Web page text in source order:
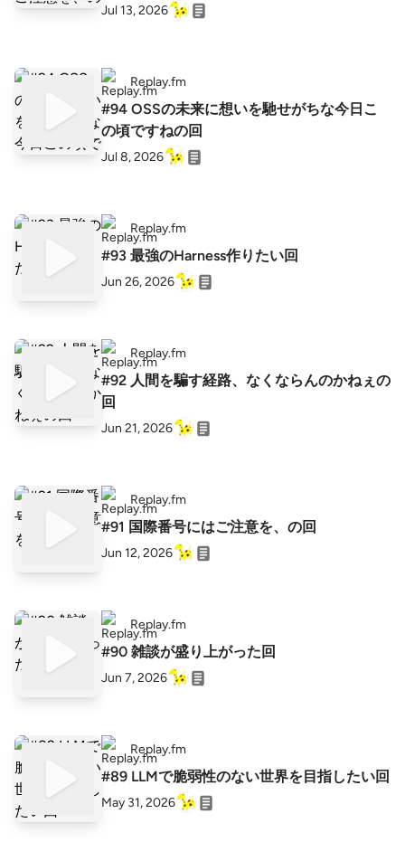
Jul 13, 2026
Replay.fm
#94 OSSの未来に想いを馳せがちな今日こ
の頃ですねの回
Jul 8, 2026
Replay.fm
#93 最強のHarness作りたい回
Jun 26, 2026
Replay.fm
#92 人間を騙す経路、なくならんのかねぇの
回
Jun 21, 2026
Replay.fm
#91 国際番号にはご注意を、の回
Jun 12, 2026
Replay.fm
#90 雑談が盛り上がった回
Jun 7, 2026
Replay.fm
#89 LLMで脆弱性のない世界を目指したい回
May 31, 2026